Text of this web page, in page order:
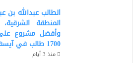
الطالب عبدالله بن
المنطقة
وأفضل مشروع
1700 طالب في آيسف الدولي لعام 2022م.
منذ 3 أيام